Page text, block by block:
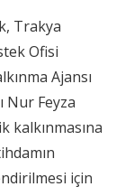
Trakya
Ofisi
Ajansı
Nur Feyza
kalkınmasına
için